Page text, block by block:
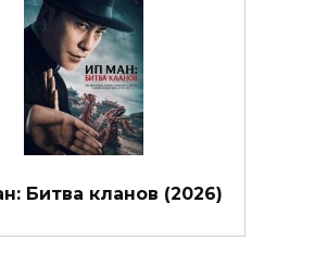
Битва кланов (2026)